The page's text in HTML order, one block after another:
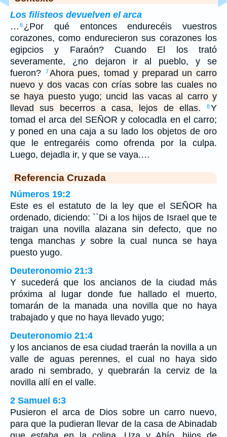
Los filisteos devuelven el arca
… 6 ¿Por qué entonces endurecéis vuestros
corazones, como endurecieron sus corazones los
egipcios y Faraón? Cuando El los trató
severamente, ¿no dejaron ir al pueblo, y se
fueron?
7Ahora pues, tomad y preparad un carro
nuevo y dos vacas con crías sobre las cuales no
se haya puesto yugo; uncid las vacas al carro y
llevad sus becerros a casa, lejos de ellas.
8Y
tomad el arca del SEÑOR y colocadla en el carro;
y poned en una caja a su lado los objetos de oro
que le entregaréis como ofrenda por la culpa.
Luego, dejadla ir, y que se vaya.…
Referencia Cruzada
Números 19:2
Este es el estatuto de la ley que el SEÑOR ha
ordenado, diciendo: ``Di a los hijos de Israel que te
traigan una novilla alazana sin defecto, que no
tenga manchas ysobre la cual nunca se haya
puesto yugo.
Deuteronomio 21:3
Y sucederá que los ancianos de la ciudad más
próxima al lugar donde fue hallado el muerto,
tomarán de la manada una novilla que no haya
trabajado y que no haya llevado yugo;
Deuteronomio 21:4
y los ancianos de esa ciudad traerán la novilla a un
valle de aguas perennes, el cual no haya sido
arado ni sembrado, y quebrarán la cerviz de la
novilla allí en el valle.
2 Samuel 6:3
Pusieron el arca de Dios sobre un carro nuevo,
para que la pudieran llevar de la casa de Abinadab